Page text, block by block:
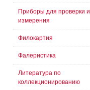
Приборы для проверки и
измерения
Филокартия
Фалеристика
Литература по
коллекционированию